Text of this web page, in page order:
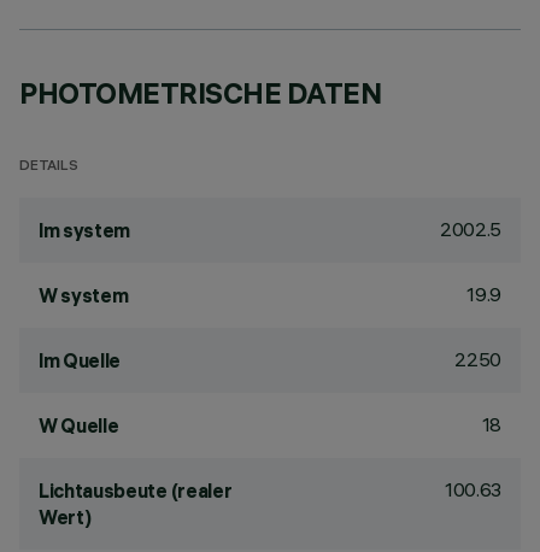
PHOTOMETRISCHE DATEN
DETAILS
lm system 2002.5
W system 19.9
lm Quelle 2250
W Quelle 18
Lichtausbeute (realer
Wert)
100.63